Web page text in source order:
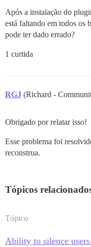
Após a instalação do
está faltando em todos os
pode ter dado errado?
1 curtida
RGJ (Richard -
Obrigado por relatar isso!
Esse problema foi
reconstrua.
Tópicos
Tópico
Ability to silence